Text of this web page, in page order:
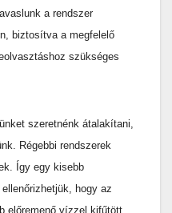
a rendszer
biztosítva a megfelelő
szükséges
szeretnénk átalakítani,
Régebbi rendszerek
Így egy kisebb
hogy az
előremenő vízzel kifűtött